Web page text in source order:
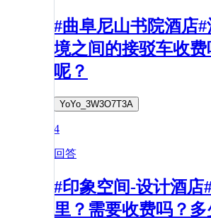
#曲阜尼山书院酒店
境之间的接驳车收
呢？
YoYo_3W3O7T3A
4
回答
#印象空间-设计酒店
里？需要收费吗？多